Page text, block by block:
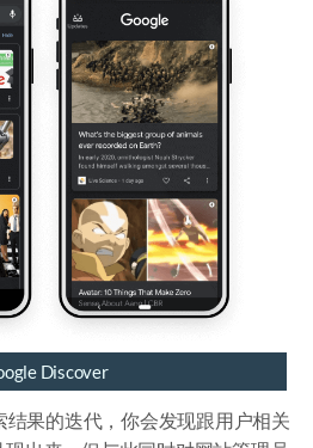
Discover
结果的迭代，你会发现跟用户相关